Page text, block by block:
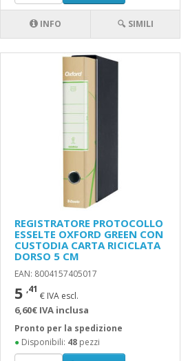
INFO 🔍 SIMILI
REGISTRATORE PROTOCOLLO
ESSELTE OXFORD GREEN CON
CUSTODIA CARTA RICICLATA
DORSO 5 CM
EAN: 8004157405017
5 ,41
€ IVA escl.
6,60€ IVA inclusa
Pronto per la spedizione
●Disponibili: 48pezzi